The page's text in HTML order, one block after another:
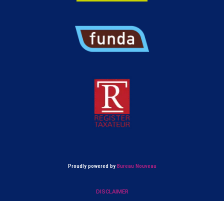
Proudly powered by Bureau Nouveau
DISCLAIMER